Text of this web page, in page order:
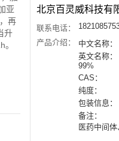
亚
再
升
北京百灵威科技有
联系电话：
产品介绍：
中文名称：
英文名称：
99%
CAS：
纯度：
包装信息：
备注：
医药中间